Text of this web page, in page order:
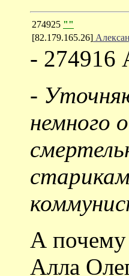
274925 ""
[82.179.165.26]
- 274916
-
немного
А почему
Алла